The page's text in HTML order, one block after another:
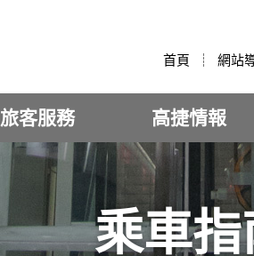
首頁 網站
旅客服務 高捷情報
乘車指